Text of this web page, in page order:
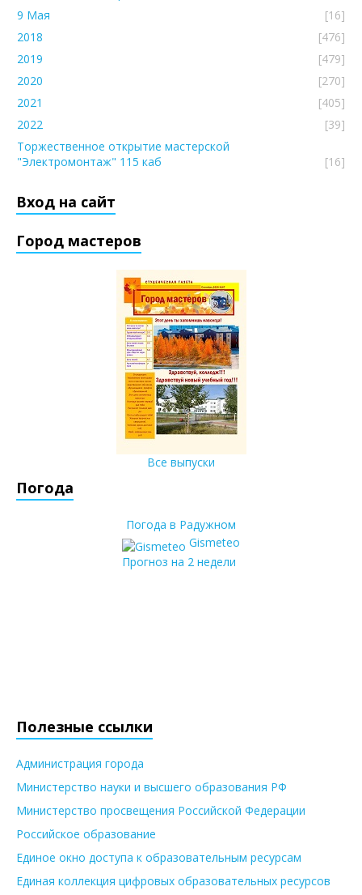
9 Мая
[16]
2018
[476]
2019
[479]
2020
[270]
2021
[405]
2022
[39]
Торжественное открытие мастерской
"Электромонтаж" 115 каб
[16]
Вход на сайт
Город мастеров
Все выпуски
Погода
Погода в Радужном
Gismeteo
Прогноз на 2 недели
Полезные ссылки
Администрация города
Министерство науки и высшего образования РФ
Министерство просвещения Российской Федерации
Российское образование
Единое окно доступа к образовательным ресурсам
Единая коллекция цифровых образовательных ресурсов